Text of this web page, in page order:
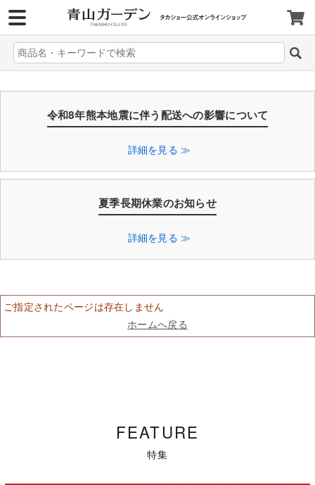
令和8年熊本地震に伴う配送への影響について
詳細を見る ≫
夏季長期休業のお知らせ
詳細を見る ≫
ご指定されたページは存在しません
ホームへ戻る
FEATURE
特集